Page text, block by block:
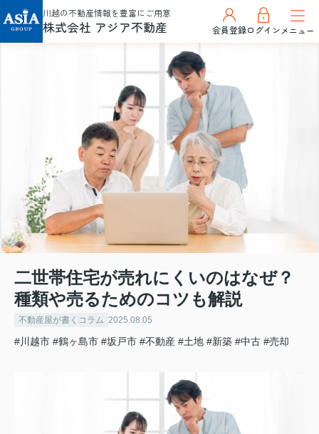
川越の不動産情報を豊富にご用意
株式会社 アジア不動産 会員登録ログインメニュー
二世帯住宅が売れにくいのはなぜ？
種類や売るためのコツも解説
不動産屋が書くコラム 2025.08.05
#川越市 #鶴ヶ島市 #坂戸市 #不動産 #土地 #新築 #中古 #売却